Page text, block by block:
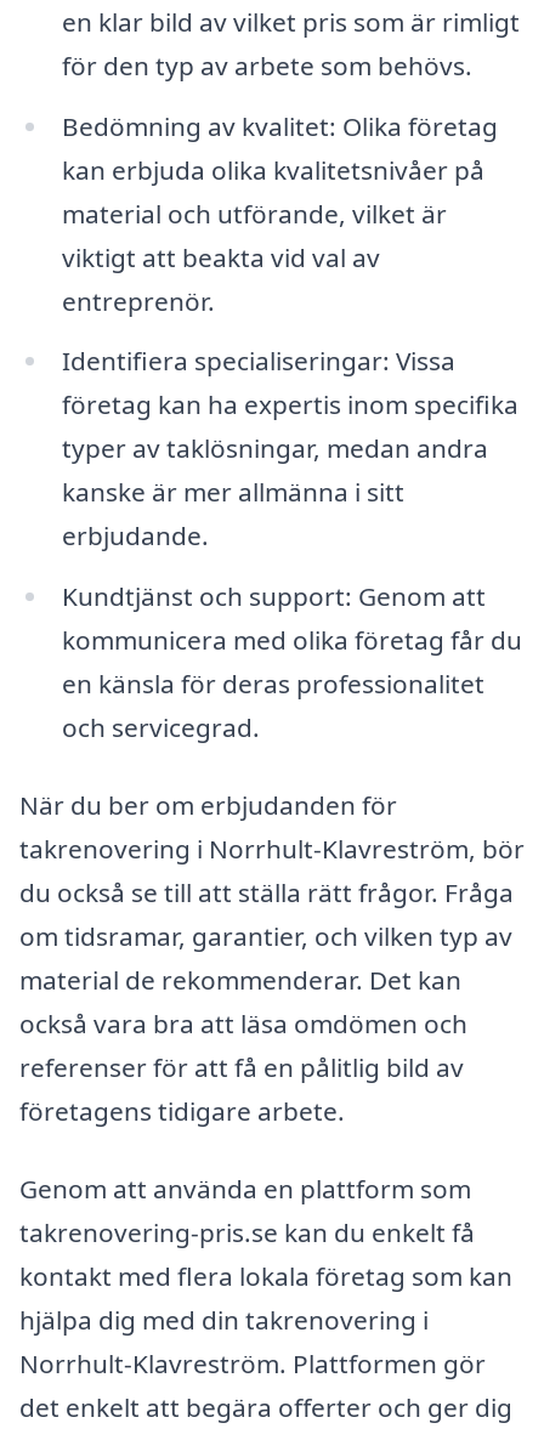
en klar bild av vilket pris som är rimligt
för den typ av arbete som behövs.
Bedömning av kvalitet: Olika företag
kan erbjuda olika kvalitetsnivåer på
material och utförande, vilket är
viktigt att beakta vid val av
entreprenör.
Identifiera specialiseringar: Vissa
företag kan ha expertis inom specifika
typer av taklösningar, medan andra
kanske är mer allmänna i sitt
erbjudande.
Kundtjänst och support: Genom att
kommunicera med olika företag får du
en känsla för deras professionalitet
och servicegrad.
När du ber om erbjudanden för
takrenovering i Norrhult-Klavreström, bör
du också se till att ställa rätt frågor. Fråga
om tidsramar, garantier, och vilken typ av
material de rekommenderar. Det kan
också vara bra att läsa omdömen och
referenser för att få en pålitlig bild av
företagens tidigare arbete.
Genom att använda en plattform som
takrenovering-pris.se kan du enkelt få
kontakt med flera lokala företag som kan
hjälpa dig med din takrenovering i
Norrhult-Klavreström. Plattformen gör
det enkelt att begära offerter och ger dig